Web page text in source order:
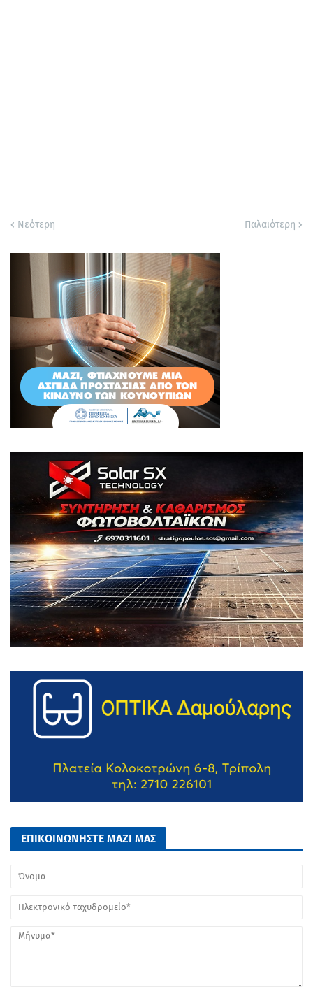
Νεότερη Παλαιότερη
ΕΠΙΚΟΙΝΩΝΗΣΤΕ ΜΑΖΙ ΜΑΣ